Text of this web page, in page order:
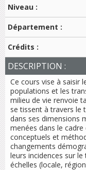
Niveau :
Département :
Crédits :
DESCRIPTION :
Ce cours vise à saisir
populations et les
milieu de vie renvoie
se tissent à travers le
dans ses dimensions
menées dans le
conceptuels et
changements
leurs incidences sur
échelles (locale,